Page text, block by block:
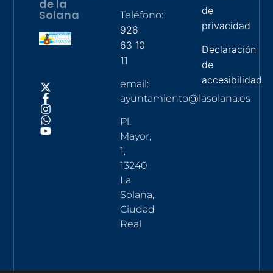
de la
Solana Teléfono:
926
63 10
11
email:
ayuntamiento@lasolana.es
Pl.
Mayor,
1,
13240
La
Solana,
Ciudad
Real
de
privacidad
Declaración
de
accesibilidad